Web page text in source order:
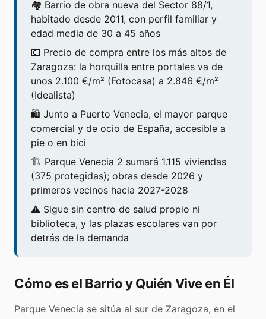
🏘️ Barrio de obra nueva del Sector 88/1,
habitado desde 2011, con perfil familiar y
edad media de 30 a 45 años
💶 Precio de compra entre los más altos de
Zaragoza: la horquilla entre portales va de
unos 2.100 €/m² (Fotocasa) a 2.846 €/m²
(Idealista)
🛍️ Junto a Puerto Venecia, el mayor parque
comercial y de ocio de España, accesible a
pie o en bici
🏗️ Parque Venecia 2 sumará 1.115 viviendas
(375 protegidas); obras desde 2026 y
primeros vecinos hacia 2027-2028
⚠️ Sigue sin centro de salud propio ni
biblioteca, y las plazas escolares van por
detrás de la demanda
Cómo es el Barrio y Quién Vive en Él
Parque Venecia se sitúa al sur de Zaragoza, en el